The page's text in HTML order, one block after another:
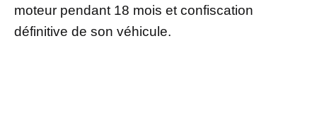
moteur pendant 18 mois et confiscation
définitive de son véhicule.